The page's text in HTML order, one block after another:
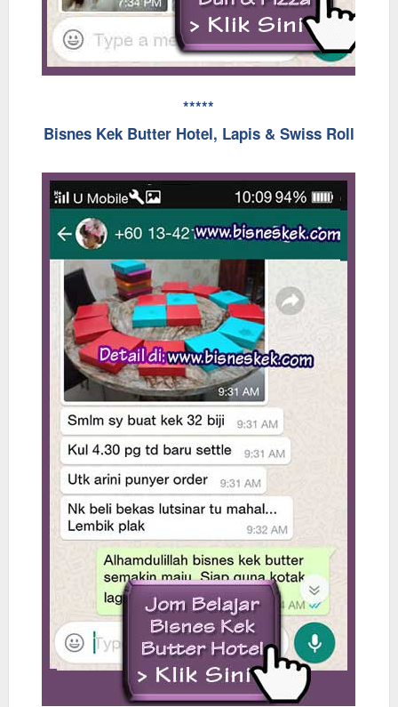
*****
Bisnes Kek Butter Hotel, Lapis & Swiss Roll